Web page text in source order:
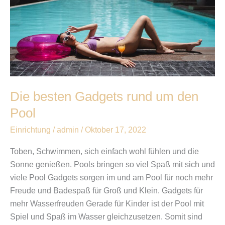
Die besten Gadgets rund um den
Pool
Einrichtung /admin / Oktober 17, 2022
Toben, Schwimmen, sich einfach wohl fühlen und die
Sonne genießen. Pools bringen so viel Spaß mit sich und
viele Pool Gadgets sorgen im und am Pool für noch mehr
Freude und Badespaß für Groß und Klein. Gadgets für
mehr Wasserfreuden Gerade für Kinder ist der Pool mit
Spiel und Spaß im Wasser gleichzusetzen. Somit sind
den
Pool